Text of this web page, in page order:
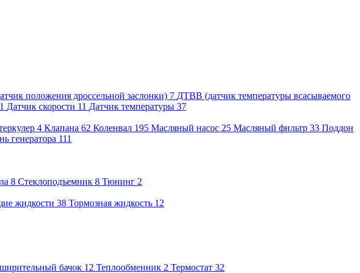
положения дроссельной заслонки) 7 ДТВВ (датчик температуры всасываемого
Датчик скорости 11 Датчик температуры 37
4 Клапана 62 Коленвал 195 Масляный насос 25 Масляный фильтр 33 Поддон
генератора 111
8 Стеклоподъемник 8 Тюнинг 2
жидкости 38 Тормозная жидкость 12
бачок 12 Теплообменник 2 Термостат 32